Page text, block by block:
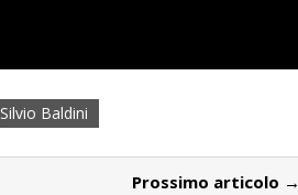
Silvio Baldini
Prossimo articolo →